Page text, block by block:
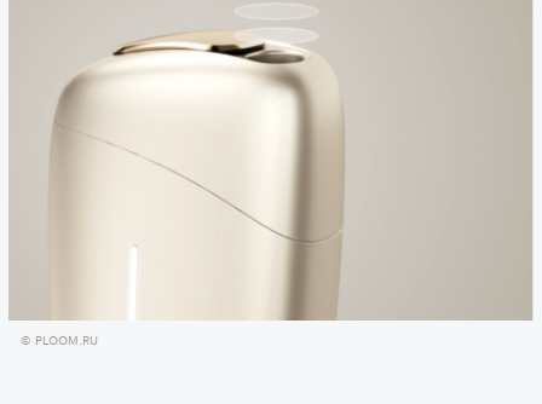
© PLOOM.RU